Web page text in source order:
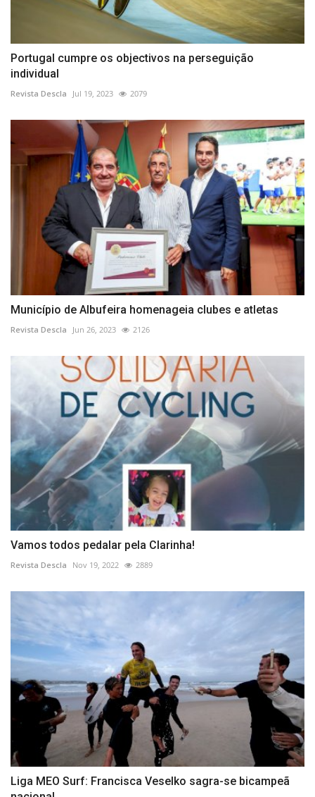
Portugal cumpre os objectivos na perseguição
individual
Revista Descla Jul 19, 2023 2079
Município de Albufeira homenageia clubes e atletas
Revista Descla Jun 26, 2023 2126
Vamos todos pedalar pela Clarinha!
Revista Descla Nov 19, 2022 2889
Liga MEO Surf: Francisca Veselko sagra-se bicampeã